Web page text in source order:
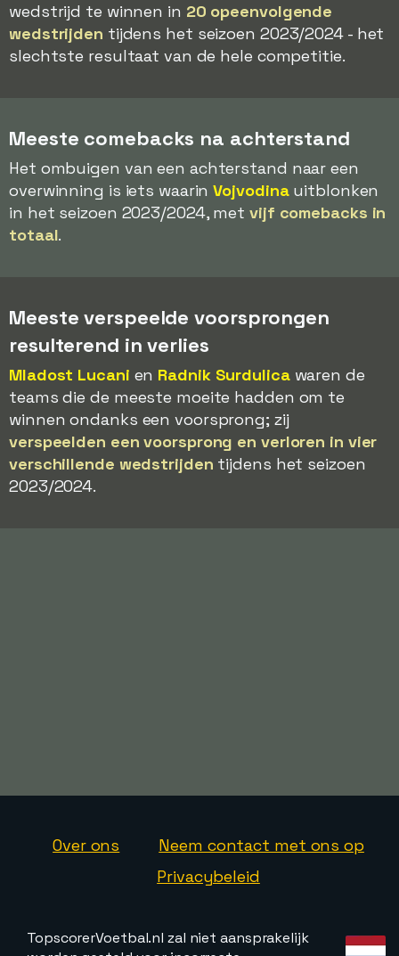
wedstrijd te winnen in 20 opeenvolgende
wedstrijden tijdens het seizoen 2023/2024 - het
slechtste resultaat van de hele competitie.
Meeste comebacks na achterstand
Het ombuigen van een achterstand naar een
overwinning is iets waarinVojvodinauitblonken
in het seizoen 2023/2024, met vijf comebacks in
totaal.
Meeste verspeelde voorsprongen
resulterend in verlies
Mladost Lucani en Radnik Surdulicawaren de
teams die de meeste moeite hadden om te
winnen ondanks een voorsprong; zij
verspeelden een voorsprong en verloren in vier
verschillende wedstrijden tijdens het seizoen
2023/2024.
Over ons
Neem contact met ons op
Privacybeleid
TopscorerVoetbal.nl zal niet aansprakelijk